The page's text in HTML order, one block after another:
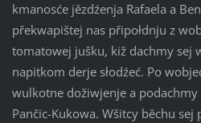
kmanosće jězdźenja Rafaela a
překwapištej nas připołdnju z
tomatowej jušku, kiž dachmy sej
napitkom derje słodźeć. Po
wulkotne dožiwjenje a podachmy
Pančic-Kukowa. Wšitcy běchu